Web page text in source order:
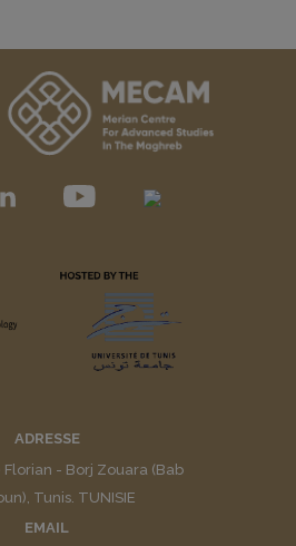
ADRESSE
Florian - Borj Zouara (Bab
Tunis. TUNISIE
EMAIL